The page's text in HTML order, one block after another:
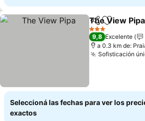
Compartir
Añadir a
The View Pipa
3 Estrellas
9,8 Excelente
a 0.3 km de:
Sofisticación
Seleccioná las fechas para ver los
exactos